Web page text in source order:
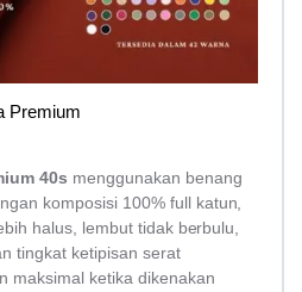
Premium
40s menggunakan benang
komposisi 100% full katun,
halus, lembut tidak berbulu,
tingkat ketipisan serat
maksimal ketika dikenakan